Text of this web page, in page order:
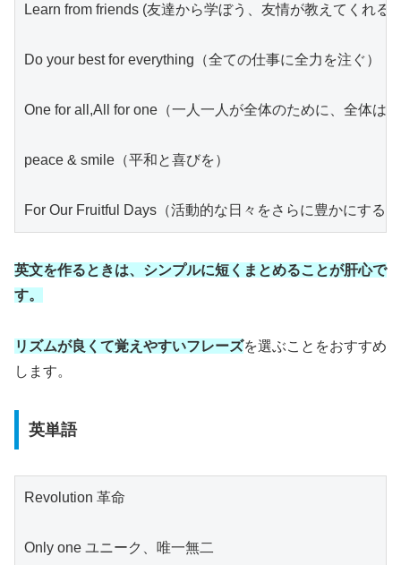
Learn from friends (友達から学ぼう、友情が教えてくれる
Do your best for everything（全ての仕事に全力を注ぐ）
One for all,All for one（一人一人が全体のために、全体は
peace & smile（平和と喜びを）
For Our Fruitful Days（活動的な日々をさらに豊かにする）
英文を作るときは、シンプルに短くまとめることが肝心で
す。
リズムが良くて覚えやすいフレーズを選ぶことをおすすめ
します。
英単語
Revolution 革命
Only one ユニーク、唯一無二